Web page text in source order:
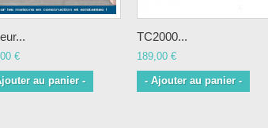
€
au panier -
TC2000...
189,00 €
- Ajouter au panier -